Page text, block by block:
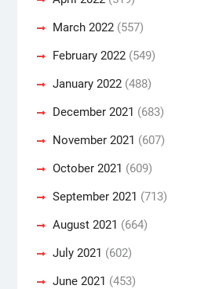
March 2022(557)
February 2022(549)
January 2022(488)
December 2021 (683)
November 2021 (607)
October 2021 (609)
September 2021 (713)
August 2021 (664)
July 2021 (602)
June 2021 (453)